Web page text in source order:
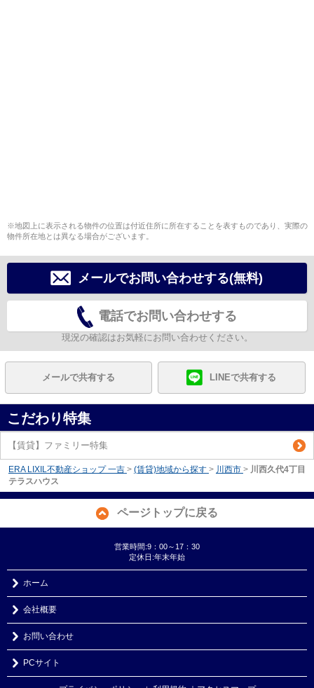
※地図上に表示される物件の位置は付近住所に所在することを表すものであり、実際の
物件所在地とは異なる場合がございます。
メールでお問い合わせする(無料)
電話でお問い合わせする
現況の確認はお気軽にお問い合わせください。
メールで共有する LINEで共有する
こだわり特集
【賃貸】ファミリー特集
ERA LIXIL不動産ショップ 一吉 > (賃貸)地域から探す > 川西市 > 川西久代4丁目
テラスハウス
ページトップに戻る
営業時間:9：00～17：30
定休日:年末年始
ホーム
会社概要
お問い合わせ
PCサイト